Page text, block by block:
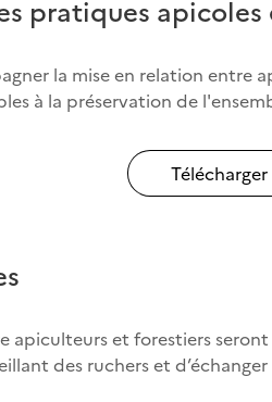
pratiques apicoles
la mise en relation
à la préservation de
apiculteurs et forestiers
des ruchers et